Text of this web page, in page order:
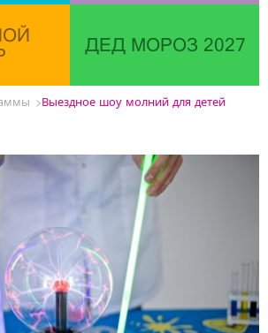
ДЕД МОРОЗ 2027
Выездное шоу молний для детей